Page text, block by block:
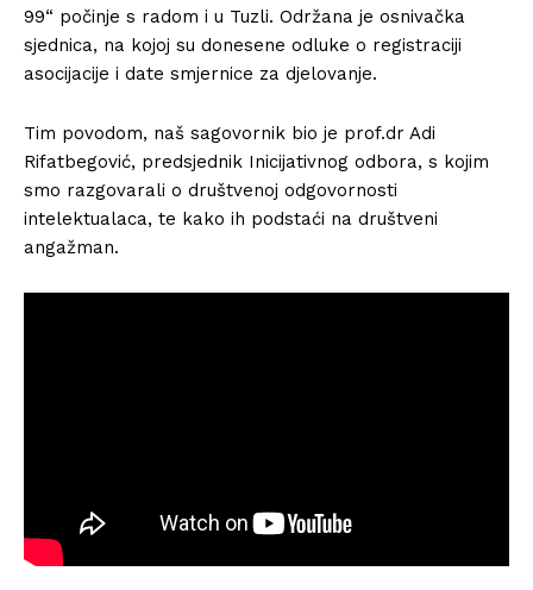
99“ počinje s radom i u Tuzli. Održana je osnivačka
sjednica, na kojoj su donesene odluke o registraciji
asocijacije i date smjernice za djelovanje.
Tim povodom, naš sagovornik bio je prof.dr Adi
Rifatbegović, predsjednik Inicijativnog odbora, s kojim
smo razgovarali o društvenoj odgovornosti
intelektualaca, te kako ih podstaći na društveni
angažman.